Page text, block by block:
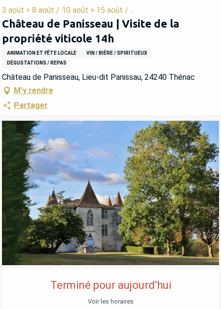
3 août > 8 août / 10 août > 15 août / ...
Château de Panisseau | Visite de la
propriété viticole 14h
ANIMATION ET FÊTE LOCALE
VIN / BIÈRE / SPIRITUEUX
DÉGUSTATIONS / REPAS
Château de Panisseau, Lieu-dit Panissau, 24240 Thénac
M'y rendre
Partager
OUVERTURE ET COORDONNÉES
Terminé pour aujourd'hui
Voir les horaires